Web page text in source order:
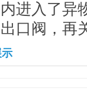
进入了异
口阀，再